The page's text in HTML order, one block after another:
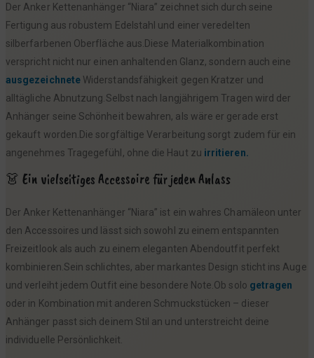
Der Anker Kettenanhänger “Niara” zeichnet sich durch seine
Fertigung aus robustem Edelstahl und einer veredelten
silberfarbenen Oberfläche aus.Diese Materialkombination
verspricht nicht nur einen anhaltenden Glanz, sondern auch eine
ausgezeichneteWiderstandsfähigkeit gegen Kratzer und
alltägliche Abnutzung.Selbst nach langjährigem Tragen wird der
Anhänger seine Schönheit bewahren, als wäre er gerade erst
gekauft worden.Die sorgfältige Verarbeitung sorgt zudem für ein
angenehmes Tragegefühl, ohne die Haut zu irritieren.
👗 Ein vielseitiges Accessoire für jeden Anlass
Der Anker Kettenanhänger “Niara” ist ein wahres Chamäleon unter
den Accessoires und lässt sich sowohl zu einem entspannten
Freizeitlook als auch zu einem eleganten Abendoutfit perfekt
kombinieren.Sein schlichtes, aber markantes Design sticht ins Auge
und verleiht jedem Outfit eine besondere Note.Ob solo getragen
oder in Kombination mit anderen Schmuckstücken – dieser
Anhänger passt sich deinem Stil an und unterstreicht deine
individuelle Persönlichkeit.